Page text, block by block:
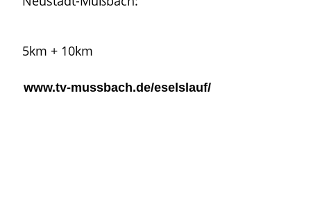
5km + 10km
www.tv-mussbach.de/eselslauf/